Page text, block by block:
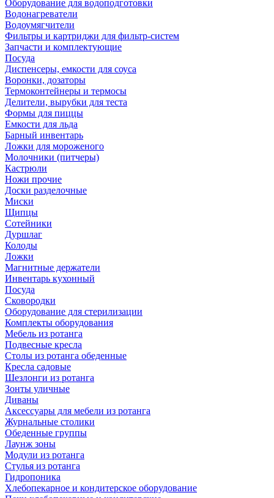
Оборудование для водоподготовки
Водонагреватели
Водоумягчители
Фильтры и картриджи для фильтр-систем
Запчасти и комплектующие
Посуда
Диспенсеры, емкости для соуса
Воронки, дозаторы
Термоконтейнеры и термосы
Делители, вырубки для теста
Формы для пиццы
Емкости для льда
Барный инвентарь
Ложки для мороженого
Молочники (питчеры)
Кастрюли
Ножи прочие
Доски разделочные
Миски
Щипцы
Сотейники
Дуршлаг
Колоды
Ложки
Магнитные держатели
Инвентарь кухонный
Посуда
Сковородки
Оборудование для стерилизации
Комплекты оборудования
Мебель из ротанга
Подвесные кресла
Столы из ротанга обеденные
Кресла садовые
Шезлонги из ротанга
Зонты уличные
Диваны
Аксессуары для мебели из ротанга
Журнальные столики
Обеденные группы
Лаунж зоны
Модули из ротанга
Стулья из ротанга
Гидропоника
Хлебопекарное и кондитерское оборудование